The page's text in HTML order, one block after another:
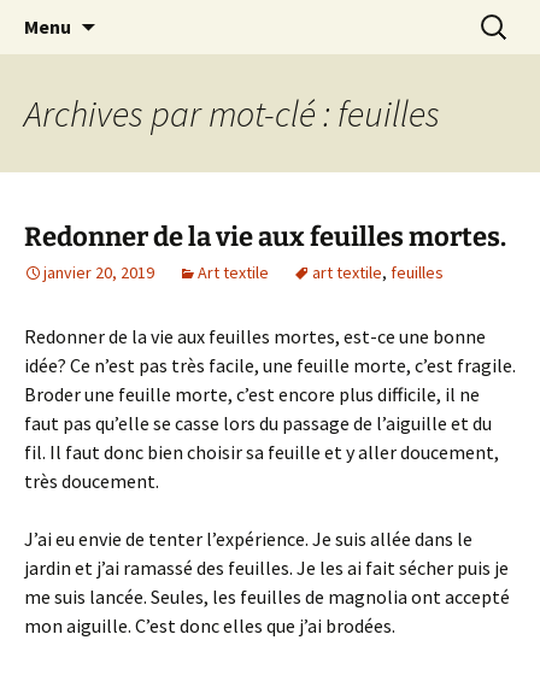
filsetcrayons
Le blog de Sophie A
Menu
Archives par mot-clé : feuilles
Redonner de la vie aux feuilles mortes.
janvier 20, 2019 Art textile art textile, feuilles
Redonner de la vie aux feuilles mortes, est-ce une bonne
idée? Ce n’est pas très facile, une feuille morte, c’est fragile.
Broder une feuille morte, c’est encore plus difficile, il ne
faut pas qu’elle se casse lors du passage de l’aiguille et du
fil. Il faut donc bien choisir sa feuille et y aller doucement,
très doucement.
J’ai eu envie de tenter l’expérience. Je suis allée dans le
jardin et j’ai ramassé des feuilles. Je les ai fait sécher puis je
me suis lancée. Seules, les feuilles de magnolia ont accepté
mon aiguille. C’est donc elles que j’ai brodées.